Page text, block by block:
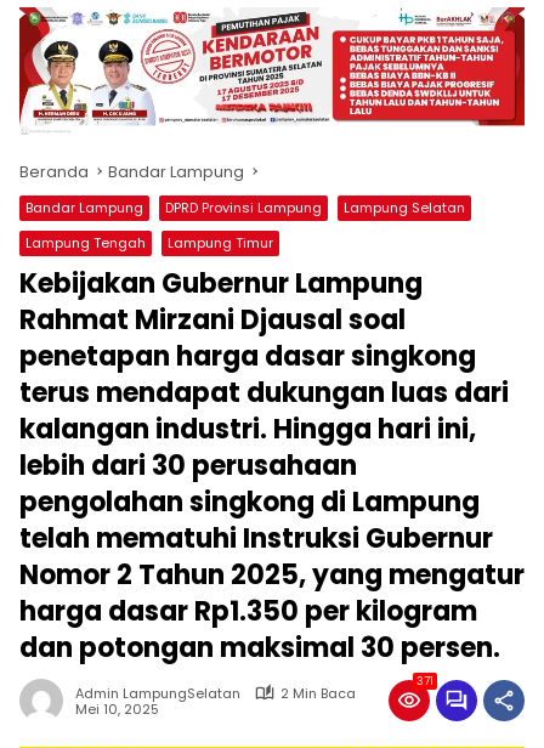
produk
antara
lain
mampu
menjadi
komunikasi
usaha
(beriklan),
fokus
pada
pemberitaan
nasional
maupun
international,
bernuansa
lokal
dan
dinamis,
memiliki
kisaran
iklan
yang
relatif
lebih
murah
dari
Beranda Bandar Lampung
Bandar Lampung DPRD Provinsi Lampung
Lampung Selatan
Lampung Tengah
Lampung Timur
Kebijakan Gubernur Lampung
Rahmat Mirzani Djausal soal
penetapan harga dasar singkong
terus mendapat dukungan luas dari
kalangan industri. Hingga hari ini,
lebih dari 30 perusahaan
pengolahan singkong di Lampung
telah mematuhi Instruksi Gubernur
Nomor 2 Tahun 2025, yang mengatur
harga dasar Rp1.350 per kilogram
dan potongan maksimal 30 persen.
Admin LampungSelatan
2 Min Baca
Mei 10, 2025
371